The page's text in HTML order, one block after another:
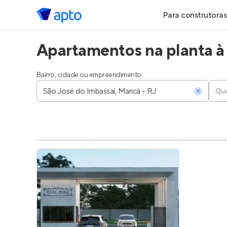
Para construtoras
Geração de
Geração de
Parcerias
Anunciar
Entrar no
Apartamentos na planta à
Bairro, cidade ou empreendimento